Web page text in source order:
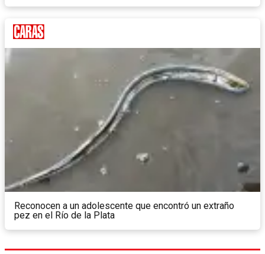
Reconocen a un adolescente que encontró un extraño
pez en el Río de la Plata